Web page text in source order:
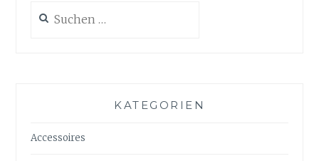
nach:
KATEGORIEN
Accessoires